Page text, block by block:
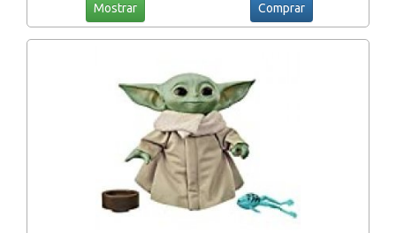
Mostrar Comprar